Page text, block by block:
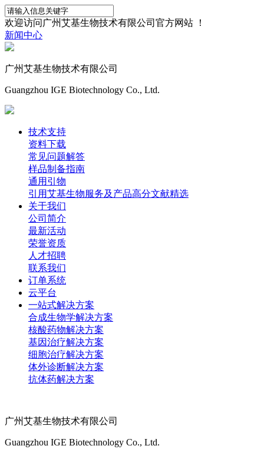
欢迎访问广州艾基生物技术有限公司官方网站 ！
新闻中心
广州艾基生物技术有限公司
Guangzhou IGE Biotechnology Co., Ltd.
技术支持
资料下载
常见问题解答
样品制备指南
通用引物
引用艾基生物服务及产品高分文献精选
关于我们
公司简介
最新活动
荣誉资质
人才招聘
联系我们
订单系统
云平台
一站式解决方案
合成生物学解决方案
核酸药物解决方案
基因治疗解决方案
细胞治疗解决方案
体外诊断解决方案
抗体药解决方案
广州艾基生物技术有限公司
Guangzhou IGE Biotechnology Co., Ltd.